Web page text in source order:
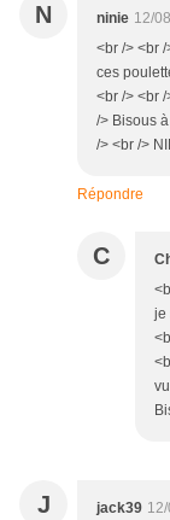
N ninie 12/
<br /> <br
ces
<br /> <br
/> Bisous
/> <br />
Répondre
C
je
J jack39